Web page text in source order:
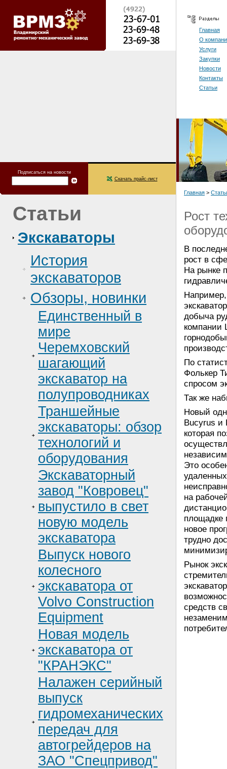
Подписаться на новости
Скачать прайс-лист
Статьи
Экскаваторы
История
экскаваторов
Обзоры, новинки
Единственный в
мире
Черемховский
шагающий
экскаватор на
полупроводниках
Траншейные
экскаваторы: обзор
технологий и
оборудования
Экскаваторный
завод "Ковровец"
выпустило в свет
новую модель
экскаватора
Выпуск нового
колесного
экскаватора от
Volvo Construction
Equipment
Новая модель
экскаватора от
"КРАНЭКС"
Налажен серийный
выпуск
гидромеханических
передач для
автогрейдеров на
ЗАО "Спецпривод"
Главная
О
Услуги
Закупки
Новости
Контакты
Статьи
Главная >
Рост
В
рост в
На рынке
добыча
компании
По
Фолькер
спросом
Так же
Новый
Bucyrus и
которая
Это
на
площадке
новое
трудно
Рынок
средств